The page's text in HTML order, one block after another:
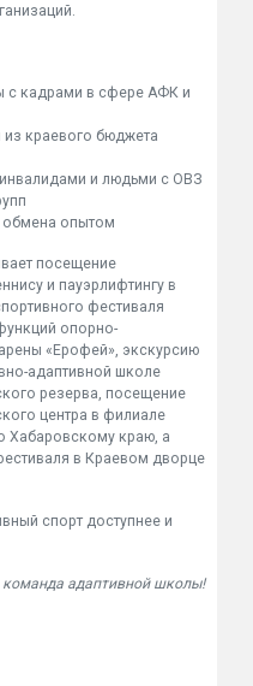
с кадрами в сфере АФК и
из краевого бюджета
и людьми с ОВЗ
опытом
посещение
и пауэрлифтингу в
фестиваля
опорно-
«Ерофей», экскурсию
адаптивной школе
резерва, посещение
центра в филиале
Хабаровскому краю, а
в Краевом дворце
спорт доступнее и
команда адаптивной школы!